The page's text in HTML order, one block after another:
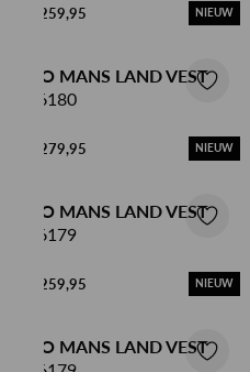
€ 259,95 NIEUW
NO MANS LAND VEST
66180
€ 279,95 NIEUW
NO MANS LAND VEST
66179
€ 259,95 NIEUW
NO MANS LAND VEST